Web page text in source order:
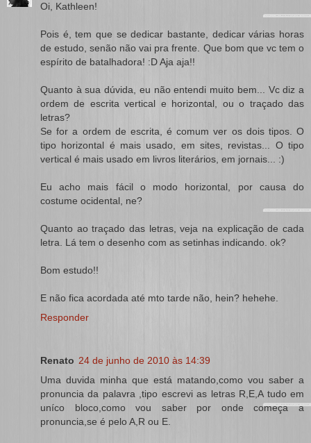
Oi, Kathleen!
Pois é, tem que se dedicar bastante, dedicar várias horas
de estudo, senão não vai pra frente. Que bom que vc tem o
espírito de batalhadora! :D Aja aja!!
Quanto à sua dúvida, eu não entendi muito bem... Vc diz a
ordem de escrita vertical e horizontal, ou o traçado das
letras?
Se for a ordem de escrita, é comum ver os dois tipos. O
tipo horizontal é mais usado, em sites, revistas... O tipo
vertical é mais usado em livros literários, em jornais... :)
Eu acho mais fácil o modo horizontal, por causa do
costume ocidental, ne?
Quanto ao traçado das letras, veja na explicação de cada
letra. Lá tem o desenho com as setinhas indicando. ok?
Bom estudo!!
E não fica acordada até mto tarde não, hein? hehehe.
Responder
Renato 24 de junho de 2010 às 14:39
Uma duvida minha que está matando,como vou saber a
pronuncia da palavra ,tipo escrevi as letras R,E,A tudo em
uníco bloco,como vou saber por onde começa a
pronuncia,se é pelo A,R ou E.